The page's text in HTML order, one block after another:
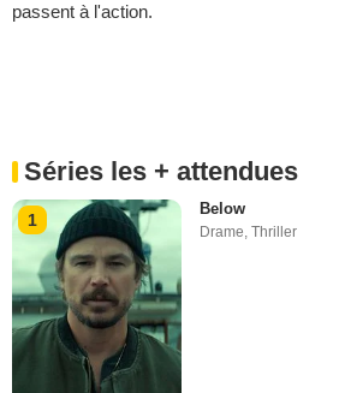
passent à l'action.
Séries les + attendues
1
Below
Drame,Thriller